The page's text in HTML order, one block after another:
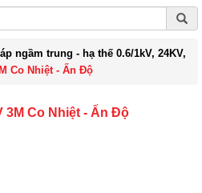
ngầm trung - hạ thế 0.6/1kV, 24KV,
Co Nhiệt - Ấn Độ
3M Co Nhiệt - Ấn Độ